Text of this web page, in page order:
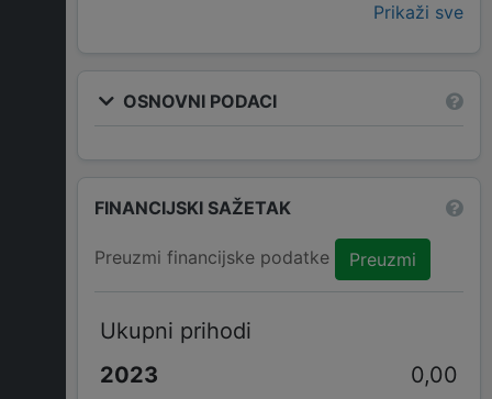
Prikaži sve
OSNOVNI PODACI
FINANCIJSKI SAŽETAK
Preuzmi financijske podatke Preuzmi
Ukupni prihodi
0,00